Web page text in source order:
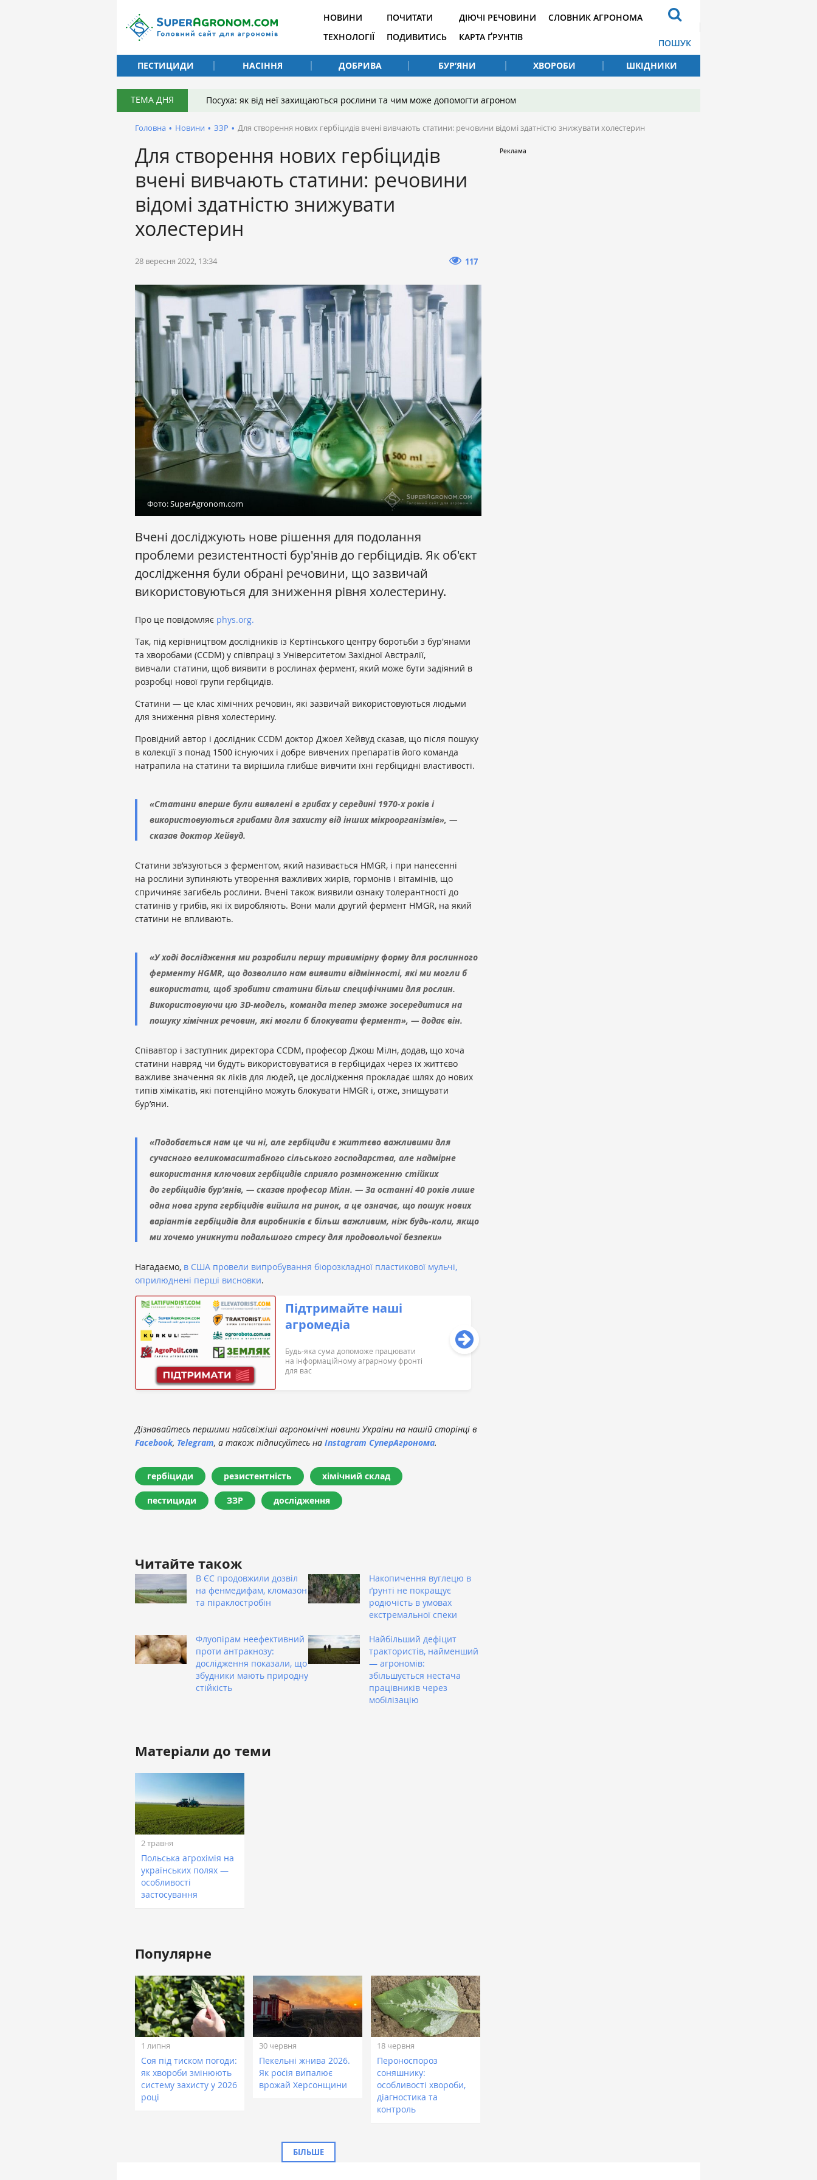
НОВИНИ
ТЕХНОЛОГІЇ
ПОЧИТАТИ
ПОДИВИТИСЬ
ДІЮЧІ РЕЧОВИНИ
КАРТА ҐРУНТІВ
СЛОВНИК АГРОНОМА
ПОШУК
ПЕСТИЦИДИ
НАСІННЯ ДОБРИВА БУР’ЯНИ ХВОРОБИ ШКІДНИКИ
ТЕМА ДНЯ Посуха: як від неї захищаються рослини та чим може допомогти агроном
Головна • Новини • ЗЗР • Для створення нових гербіцидів вчені вивчають статини: речовини відомі здатністю знижувати холестерин
Для створення нових гербіцидів
вчені вивчають статини: речовини
відомі здатністю знижувати
холестерин
28 вересня 2022, 13:34 117
Фото: SuperAgronom.com
Вчені досліджують нове рішення для подолання
проблеми резистентності бур'янів до гербіцидів. Як об'єкт
дослідження були обрані речовини, що зазвичай
використовуються для зниження рівня холестерину.
Про це повідомляє phys.org.
Так, під керівництвом дослідників із Кертінського центру боротьби з бур'янами
та хворобами (CCDM) у співпраці з Університетом Західної Австралії,
вивчали статини, щоб виявити в рослинах фермент, який може бути задіяний в
розробці нової групи гербіцидів.
Статини — це клас хімічних речовин, які зазвичай використовуються людьми
для зниження рівня холестерину.
Провідний автор і дослідник CCDM доктор Джоел Хейвуд сказав, що після пошуку
в колекції з понад 1500 існуючих і добре вивчених препаратів його команда
натрапила на статини та вирішила глибше вивчити їхні гербіцидні властивості.
«Статини вперше були виявлені в грибах у середині 1970-х років і
використовуються грибами для захисту від інших мікроорганізмів», —
сказав доктор Хейвуд.
Статини зв’язуються з ферментом, який називається HMGR, і при нанесенні
на рослини зупиняють утворення важливих жирів, гормонів і вітамінів, що
спричиняє загибель рослини. Вчені також виявили ознаку толерантності до
статинів у грибів, які їх виробляють. Вони мали другий фермент HMGR, на який
статини не впливають.
«У ході дослідження ми розробили першу тривимірну форму для рослинного
ферменту HGMR, що дозволило нам виявити відмінності, які ми могли б
використати, щоб зробити статини більш специфічними для рослин.
Використовуючи цю 3D-модель, команда тепер зможе зосередитися на
пошуку хімічних речовин, які могли б блокувати фермент», — додає він.
Співавтор і заступник директора CCDM, професор Джош Мілн, додав, що хоча
статини навряд чи будуть використовуватися в гербіцидах через їх життєво
важливе значення як ліків для людей, це дослідження прокладає шлях до нових
типів хімікатів, які потенційно можуть блокувати HMGR і, отже, знищувати
бур’яни.
«Подобається нам це чи ні, але гербіциди є життєво важливими для
сучасного великомасштабного сільського господарства, але надмірне
використання ключових гербіцидів сприяло розмноженню стійких
до гербіцидів бур’янів, — сказав професор Мілн. — За останні 40 років лише
одна нова група гербіцидів вийшла на ринок, а це означає, що пошук нових
варіантів гербіцидів для виробників є більш важливим, ніж будь-коли, якщо
ми хочемо уникнути подальшого стресу для продовольчої безпеки»
Нагадаємо, в США провели випробування біорозкладної пластикової мульчі,
оприлюднені перші висновки.
Підтримайте наші
агромедіа
Будь-яка сума допоможе працювати
на інформаційному аграрному фронті
для вас
Дізнавайтесь першими найсвіжіші агрономічні новини України на нашій сторінці в
Facebook, Telegram, а також підписуйтесь на Instagram СуперАгронома.
гербіциди резистентність хімічний склад
пестициди ЗЗР дослідження
Читайте також
В ЄС продовжили дозвіл
на фенмедифам, кломазон
та піраклостробін
Накопичення вуглецю в
ґрунті не покращує
родючість в умовах
екстремальної спеки
Флуопірам неефективний
проти антракнозу:
дослідження показали, що
збудники мають природну
стійкість
Найбільший дефіцит
трактористів, найменший
— агрономів:
збільшується нестача
працівників через
мобілізацію
Матеріали до теми
2 травня
Польська агрохімія на
українських полях —
особливості
застосування
Популярне
1 липня
Соя під тиском погоди:
як хвороби змінюють
систему захисту у 2026
році
30 червня
Пекельні жнива 2026.
Як росія випалює
врожай Херсонщини
18 червня
Пероноспороз
соняшнику:
особливості хвороби,
діагностика та
контроль
БІЛЬШЕ